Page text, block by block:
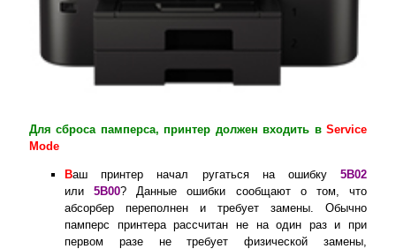
Для сброса памперса, принтер должен входить в Service
Mode
Ваш принтер начал ругаться на ошибку 5B02
или5B00? Данные ошибки сообщают о том, что
абсорбер переполнен и требует замены. Обычно
памперс принтера рассчитан не на один раз и при
первом разе не требует физической замены,